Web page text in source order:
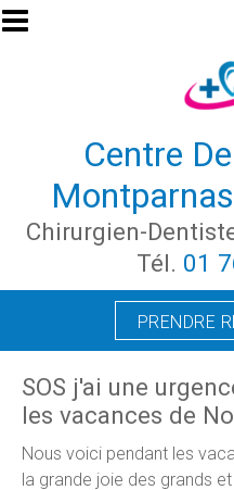
Aller au contenu principal
Centre
Chirurgien-
Tél. 01
PRENDRE
SOS j'ai une
les vacances de
Nous voici pendant les
la grande joie des grands